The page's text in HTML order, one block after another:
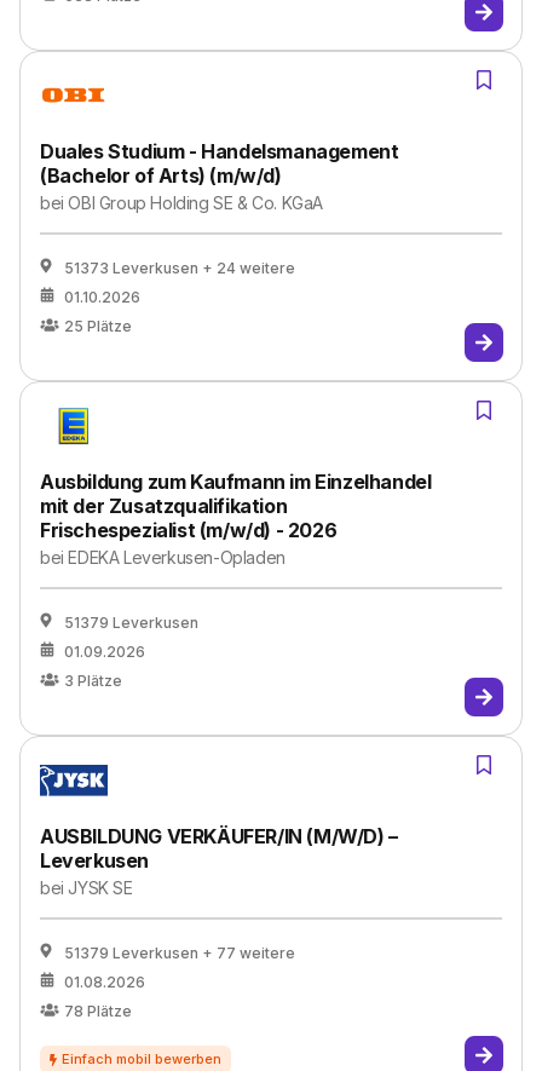
Duales Studium - Handelsmanagement
(Bachelor of Arts) (m/w/d)
beiOBI Group Holding SE & Co. KGaA
51373 Leverkusen + 24 weitere
01.10.2026
25 Plätze
Ausbildung zum Kaufmann im Einzelhandel
mit der Zusatzqualifikation
Frischespezialist (m/w/d) - 2026
beiEDEKA Leverkusen-Opladen
51379 Leverkusen
01.09.2026
3 Plätze
AUSBILDUNG VERKÄUFER/IN (M/W/D) –
Leverkusen
bei JYSK SE
51379 Leverkusen + 77 weitere
01.08.2026
78 Plätze